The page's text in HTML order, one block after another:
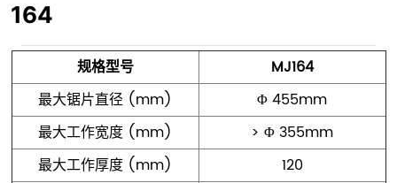
164
规格型号
MJ164
最大锯片直径 (mm)
Φ 455mm
最大工作宽度 (mm)
> Φ 355mm
最大工作厚度 (mm)
120